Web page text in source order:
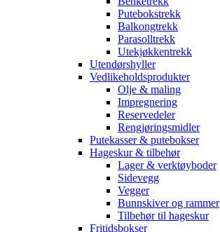
Putebokstrekk
Balkongtrekk
Parasolltrekk
Utekjøkkentrekk
Utendørshyller
Vedlikeholdsprodukter
Olje & maling
Impregnering
Reservedeler
Rengjøringsmidler
Putekasser & putebokser
Hageskur & tilbehør
Lager & verktøyboder
Sidevegg
Vegger
Bunnskiver og rammer
Tilbehør til hageskur
Fritidsbokser